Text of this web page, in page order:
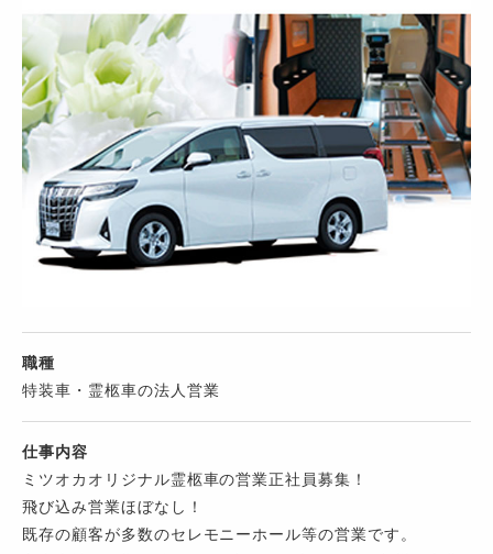
職種
特装車・霊柩車の法人営業
仕事内容
ミツオカオリジナル霊柩車の営業正社員募集！
飛び込み営業ほぼなし！
既存の顧客が多数のセレモニーホール等の営業です。